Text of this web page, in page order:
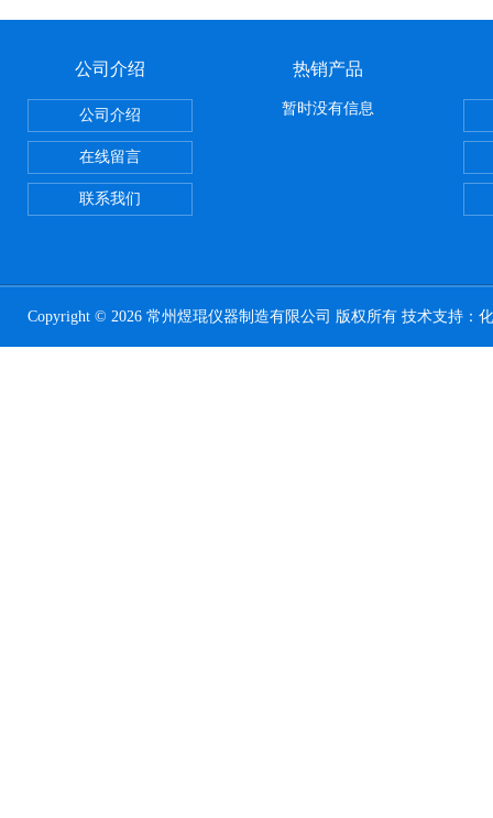
公司介绍
公司介绍
在线留言
联系我们
热销产品
暂时没有信息
Copyright © 2026 常州煜琨仪器制造有限公司 版权所有 技术支持：